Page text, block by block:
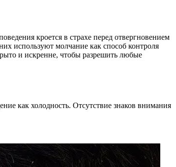
кроется в страхе перед отвергновением
используют молчание как способ контроля
и искренне, чтобы разрешить любые
как холодность. Отсутствие знаков внимания